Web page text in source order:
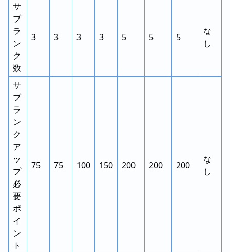
サ
ブ
ラ
ン
ク
数
3 3 3 3 5 5 5
な
し
サ
ブ
ラ
ン
ク
ア
ッ
プ
必
要
ポ
イ
ン
ト
75 75 100 150 200 200 200
な
し